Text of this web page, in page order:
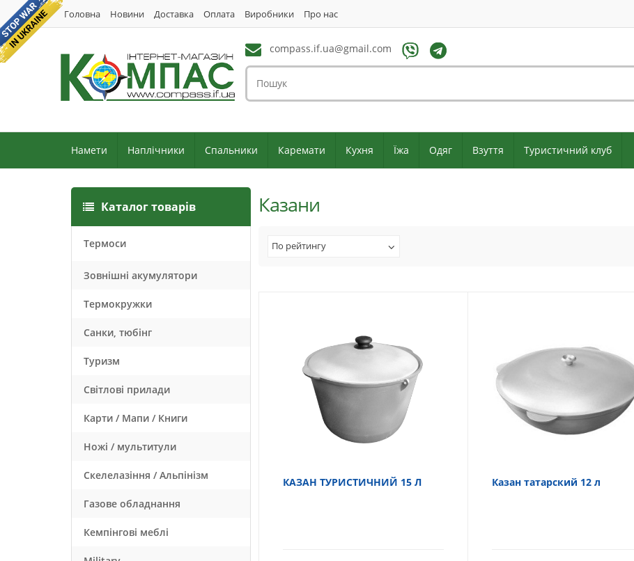
Головна Новини Доставка Оплата Виробники Про нас
compass.if.ua@gmail.com
Намети Наплічники Спальники Каремати Кухня Їжа Одяг Взуття Туристичний клуб
Каталог товарів
Термоси
Зовнішні акумулятори
Термокружки
Санки, тюбінг
Туризм
Світлові прилади
Карти / Мапи / Книги
Ножі / мультитули
Скелелазіння / Альпінізм
Газове обладнання
Кемпінгові меблі
Казани
По рейтингу
КАЗАН ТУРИСТИЧНИЙ 15 Л Казан татарский 12 л